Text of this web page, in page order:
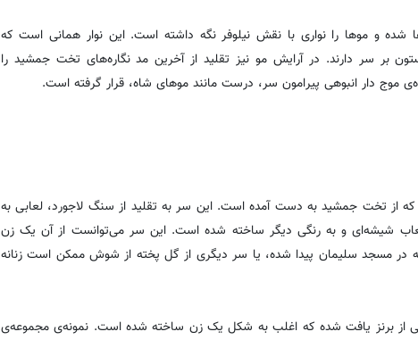
و موها را نواری با نقش نیلوفر نگه داشته است. این نوار همانی است که
بر سر دارند. در آرایش مو نیز تقلید از آخرین مد نگاره‌های تخت جمشید را
موج دار انبوهی پیرامون سر، درست مانند موهای شاه، قرار گرفته است.
از تخت جمشید به دست آمده است. این سر به تقلید از سنگ لاجورد، لعابی به
شیشه‌ای و به رنگی دیگر ساخته شده است. این سر می‌توانست از آن یک زن
مسجد سلیمان پیدا شده، یا سر دیگری از گل پخته از شوش ممکن است زنانه
از برنز یافت شده که اغلب به شکل یک زن ساخته شده است. نمونه‌ی مجموعه‌ی